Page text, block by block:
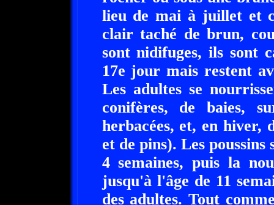
lieu de mai à juillet et
clair taché de brun,
sont nidifuges, ils sont
17e jour mais restent
Les adultes se
conifères, de baies,
herbacées, et, en hiver,
et de pins). Les
4 semaines, puis la
jusqu'à l'âge de 11
des adultes. Tout